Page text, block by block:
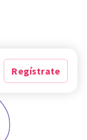
Regístrate